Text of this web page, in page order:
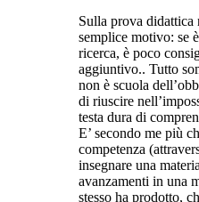
Sulla prova didattica
semplice motivo: se
ricerca, è poco
aggiuntivo.. Tutto
non è scuola
di riuscire
testa dura di
E’ secondo me più
competenza
insegnare una
avanzamenti in una
stesso ha prodotto,